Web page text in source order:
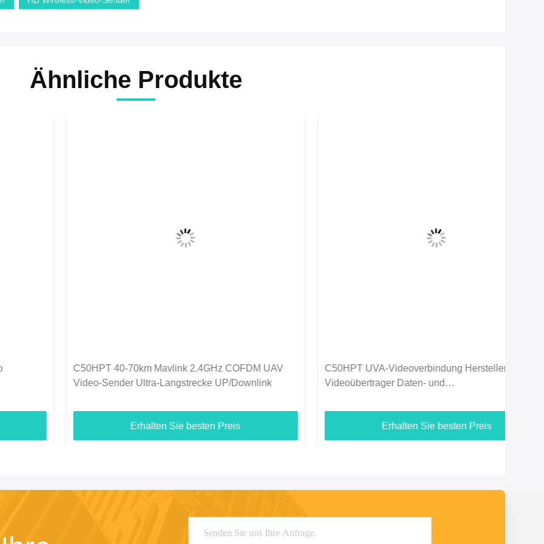
Ähnliche Produkte
C50HPT 40-70km Mavlink 2.4GHz COFDM UAV
Video-Sender Ultra-Langstrecke UP/Downlink
Erhalten Sie besten Preis
C50HPT UVA-Videoverbindung Hersteller COFDM
Videoübertrager Daten- und
Erhalten Sie besten Preis